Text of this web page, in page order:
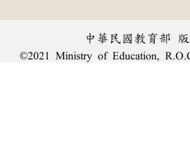
中華民國教育部
©2021 Ministry of Education,